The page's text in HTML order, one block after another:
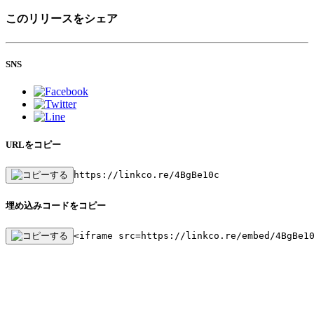
このリリースをシェア
SNS
URLをコピー
https://linkco.re/4BgBe10c
埋め込みコードをコピー
<iframe src=https://linkco.re/embed/